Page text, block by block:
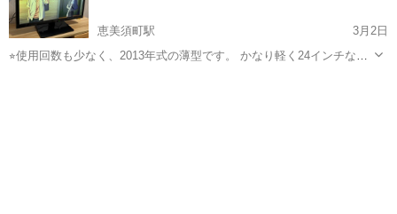
恵美須町駅
3月2日
⭐︎使用回数も少なく、2013年式の薄型です。 かなり軽く24インチなの